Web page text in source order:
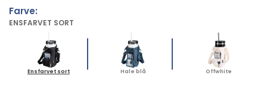
Farve:
ENSFARVET SORT
Ensfarvet sort Hale blå Offwhite